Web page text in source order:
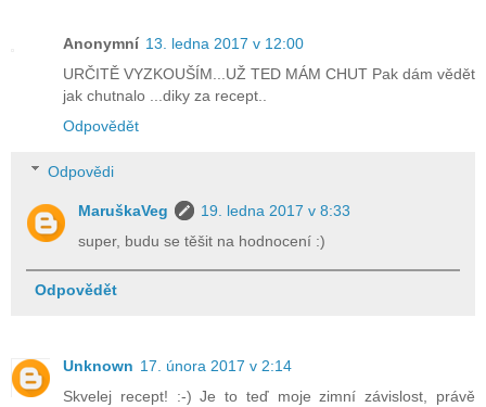
Anonymní 13. ledna 2017 v 12:00
URČITĚ VYZKOUŠÍM...UŽ TED MÁM CHUT Pak dám vědět
jak chutnalo ...diky za recept..
Odpovědět
Odpovědi
MaruškaVeg
19. ledna 2017 v 8:33
super, budu se těšit na hodnocení :)
Odpovědět
Unknown 17. února 2017 v 2:14
Skvelej recept! :-) Je to teď moje zimní závislost, právě